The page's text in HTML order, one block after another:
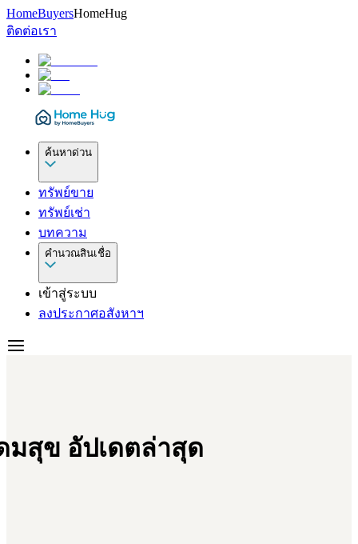
HomeBuyersHomeHug
ติดต่อเรา
ค้นหาด่วน
ทรัพย์ขาย
ทรัพย์เช่า
บทความ
คำนวณสินเชื่อ
เข้าสู่ระบบ
ลงประกาศอสังหาฯ
สุข อัปเดตล่าสุด